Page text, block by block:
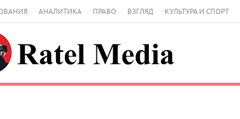
АНАЛИТИКА ПРАВО ВЗГЛЯД КУЛЬТУРА И СПОРТ